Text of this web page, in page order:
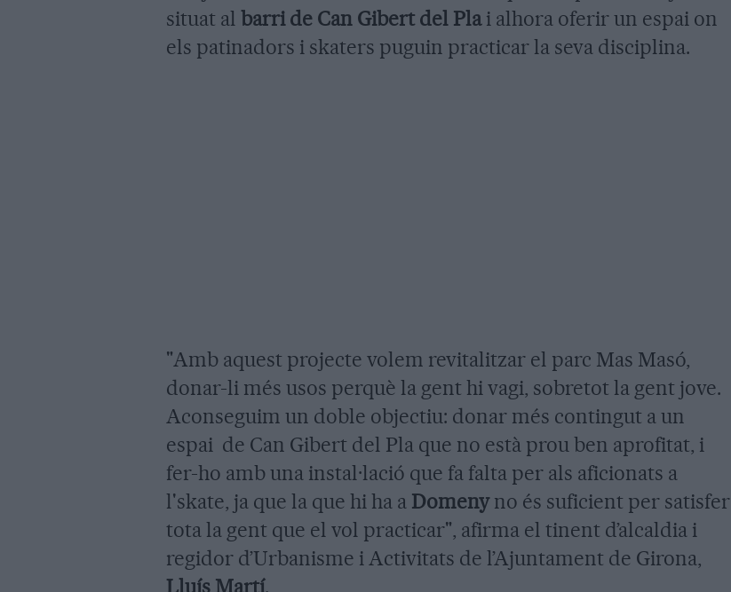
situat al barri de Can Gibert del Plai alhora oferir un espai on
els patinadors i skaters puguin practicar la seva disciplina.
"Amb aquest projecte volem revitalitzar el parc Mas Masó,
donar-li més usos perquè la gent hi vagi, sobretot la gent jove.
Aconseguim un doble objectiu: donar més contingut a un
espai de Can Gibert del Pla que no està prou ben aprofitat, i
fer-ho amb una instal·lació que fa falta per als aficionats a
l'skate, ja que la que hi ha a Domenyno és suficient per satisfer
tota la gent que el vol practicar", afirma el tinent d’alcaldia i
regidor d’Urbanisme i Activitats de l’Ajuntament de Girona,
Lluís Martí.